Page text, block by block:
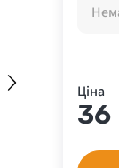
Ціна
36